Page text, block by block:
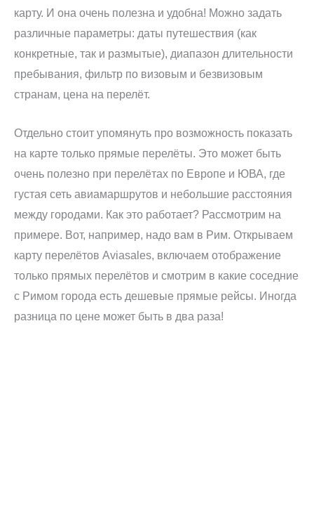
карту. И она очень полезна и удобна! Можно задать
различные параметры: даты путешествия (как
конкретные, так и размытые), диапазон длительности
пребывания, фильтр по визовым и безвизовым
странам, цена на перелёт.
Отдельно стоит упомянуть про возможность показать
на карте только прямые перелёты. Это может быть
очень полезно при перелётах по Европе и ЮВА, где
густая сеть авиамаршрутов и небольшие расстояния
между городами. Как это работает? Рассмотрим на
примере. Вот, например, надо вам в Рим. Открываем
карту перелётов Aviasales, включаем отображение
только прямых перелётов и смотрим в какие соседние
с Римом города есть дешевые прямые рейсы. Иногда
разница по цене может быть в два раза!